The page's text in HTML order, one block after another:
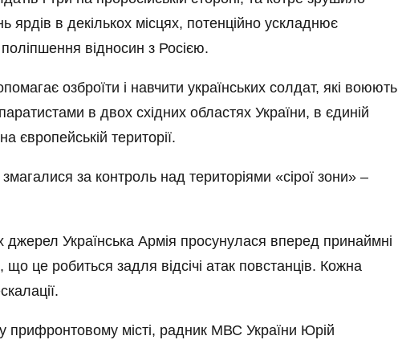
ярдів в декількох місцях, потенційно ускладнює
відносин з Росією.
озброїти і навчити українських солдат, які воюють
в двох східних областях України, в єдиній
європейській території.
за контроль над територіями «сірої зони» –
джерел Українська Армія просунулася вперед принаймні
це робиться задля відсічі атак повстанців. Кожна
прифронтовому місті, радник МВС України Юрій